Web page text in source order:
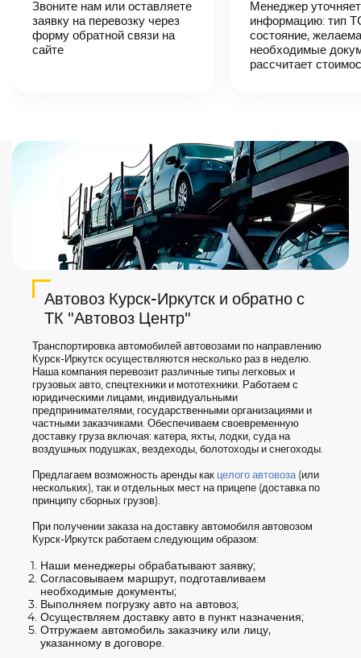
свяжется с
вами,
согласует
детали
автоперевозки,
Звоните нам или оставляете
заявку на перевозку через
форму обратной связи на
сайте
Менеджер уточняет
информацию: тип
состояние,
необходимые
рассчитает
Автовоз Курск-Иркутск и обратно с
ТК "Автовоз Центр"
Транспортировка автомобилей автовозами по направлению
Курск-Иркутск осуществляются несколько раз в неделю.
Наша компания перевозит различные типы легковых и
грузовых авто, спецтехники и мототехники. Работаем с
юридическими лицами, индивидуальными
предпринимателями, государственными организациями и
частными заказчиками. Обеспечиваем своевременную
доставку груза включая: катера, яхты, лодки, суда на
воздушных подушках, вездеходы, болотоходы и снегоходы.
Предлагаем возможность аренды как целого автовоза(или
нескольких), так и отдельных мест на прицепе (доставка по
принципу сборных грузов).
При получении заказа на доставку автомобиля автовозом
Курск-Иркутск работаем следующим образом:
Наши менеджеры обрабатывают заявку;
Согласовываем маршрут, подготавливаем
необходимые документы;
Выполняем погрузку авто на автовоз;
Осуществляем доставку авто в пункт назначения;
Отгружаем автомобиль заказчику или лицу,
указанному в договоре.